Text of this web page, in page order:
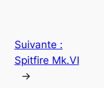
Suivante :
Spitfire Mk.VI
→